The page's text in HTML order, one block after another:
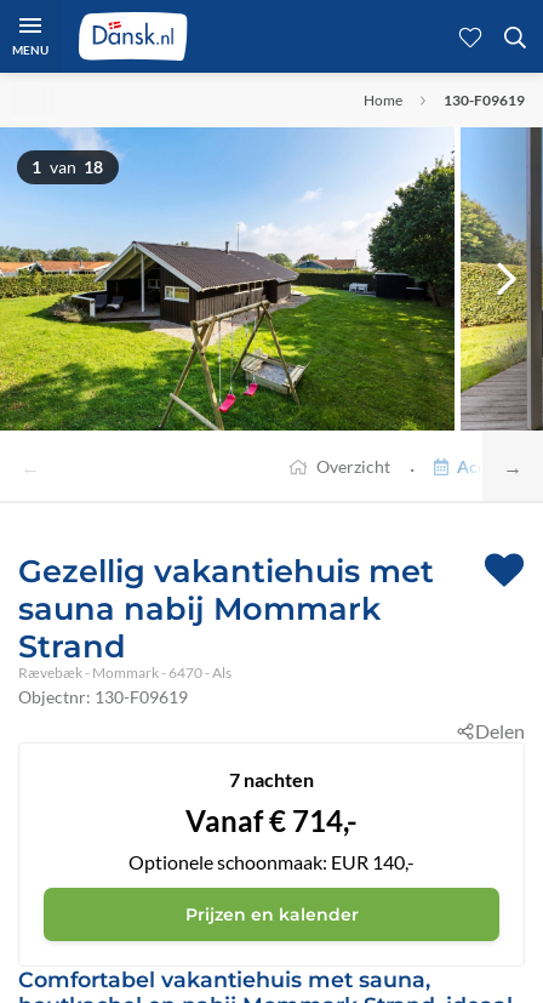
MENU
Home 130-F09619
1 van 18
← →
Overzicht ·
Gezellig vakantiehuis met
sauna nabij Mommark
Strand
Rævebæk - Mommark - 6470 - Als
Objectnr: 130-F09619
Comfortabel vakantiehuis met sauna,
Delen
7 nachten
Vanaf€ 714,-
Optionele schoonmaak: EUR 140,-
Prijzen en kalender